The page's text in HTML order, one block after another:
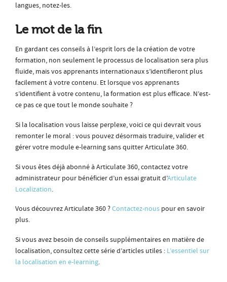
langues, notez-les.
Le mot de la fin
En gardant ces conseils à l’esprit lors de la création de votre
formation, non seulement le processus de localisation sera plus
fluide, mais vos apprenants internationaux s’identifieront plus
facilement à votre contenu. Et lorsque vos apprenants
s’identifient à votre contenu, la formation est plus efficace. N’est-
ce pas ce que tout le monde souhaite ?
Si la localisation vous laisse perplexe, voici ce qui devrait vous
remonter le moral : vous pouvez désormais traduire, valider et
gérer votre module e-learning sans quitter Articulate 360.
Si vous êtes déjà abonné à Articulate 360, contactez votre
administrateur pour bénéficier d’un essai gratuit d’Articulate
Localization.
Vous découvrez Articulate 360 ?Contactez-nous pour en savoir
plus.
Si vous avez besoin de conseils supplémentaires en matière de
localisation, consultez cette série d’articles utiles : L’essentiel sur
la localisation en e-learning.